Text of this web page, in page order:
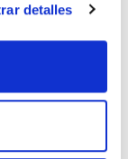
detalles